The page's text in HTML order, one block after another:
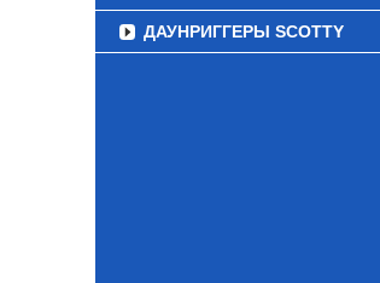
ДАУНРИГГЕРЫ SCOTTY